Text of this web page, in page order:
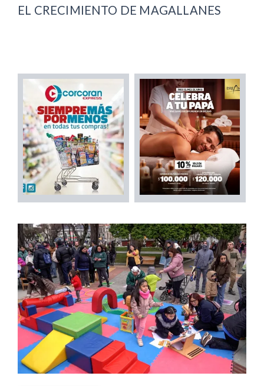
EL CRECIMIENTO DE MAGALLANES